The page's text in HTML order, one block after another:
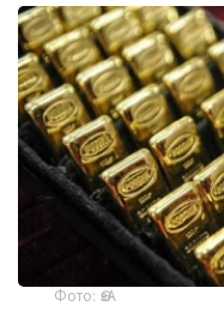
Фото: ӨзА